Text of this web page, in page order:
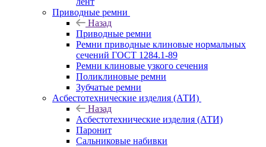
Приводные ремни
Назад
Приводные ремни
Ремни приводные клиновые нормальных
сечений ГОСТ 1284.1-89
Ремни клиновые узкого сечения
Поликлиновые ремни
Зубчатые ремни
Асбестотехнические изделия (АТИ)
Назад
Асбестотехнические изделия (АТИ)
Паронит
Сальниковые набивки